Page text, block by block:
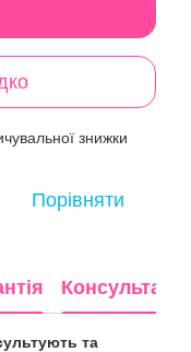
знижки
Порівняти
Консультація
та